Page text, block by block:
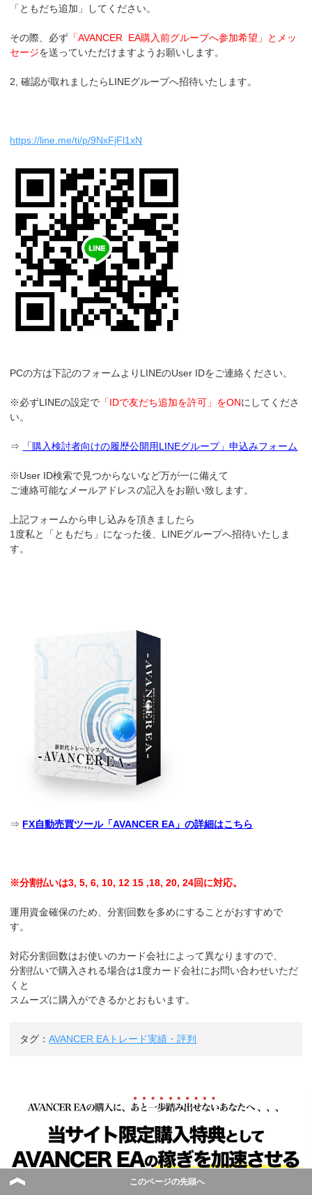
「ともだち追加」してください。
その際、必ず 「AVANCER EA購入前グループへ参加希望」とメッ
セージを送っていただけますようお願いします。
2, 確認が取れましたらLINEグループへ招待いたします。
https://line.me/ti/p/9NxFjFl1xN
PCの方は下記のフォームよりLINEのUser IDをご連絡ください。
※必ずLINEの設定で 「IDで友だち追加を許可」をONにしてくださ
い。
⇒ 「購入検討者向けの履歴公開用LINEグループ」申込みフォーム
※User ID検索で見つからないなど万が一に備えて
ご連絡可能なメールアドレスの記入をお願い致します。
上記フォームから申し込みを頂きましたら
1度私と「ともだち」になった後、LINEグループへ招待いたしま
す。
⇒ FX自動売買ツール「AVANCER EA」の詳細はこちら
※分割払いは3, 5, 6, 10, 12 15 ,18, 20, 24回に対応。
運用資金確保のため、分割回数を多めにすることがおすすめで
す。
対応分割回数はお使いのカード会社によって異なりますので、
分割払いで購入される場合は1度カード会社にお問い合わせいただ
くと
スムーズに購入ができるかとおもいます。
タグ：AVANCER EAトレード実績・評判
このページの先頭へ